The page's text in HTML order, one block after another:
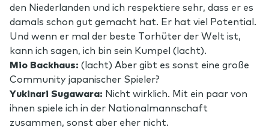
den Niederlanden und ich respektiere sehr, dass er es
damals schon gut gemacht hat. Er hat viel Potential.
Und wenn er mal der beste Torhüter der Welt ist,
kann ich sagen, ich bin sein Kumpel (lacht).
Mio Backhaus: (lacht) Aber gibt es sonst eine große
Community japanischer Spieler?
Yukinari Sugawara: Nicht wirklich. Mit ein paar von
ihnen spiele ich in der Nationalmannschaft
zusammen, sonst aber eher nicht.